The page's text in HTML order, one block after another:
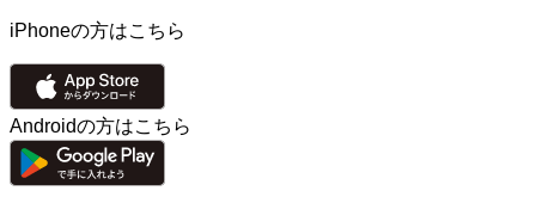
iPhoneの方はこちら
Androidの方はこちら